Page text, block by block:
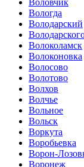
Вологда
Володарский
Волоколамск
Волоконовка
Волосово
Волотово
Волхов
Волчье
Вольное
Вольск
Воркута
Воробьевка
Ворон-
Воронеж